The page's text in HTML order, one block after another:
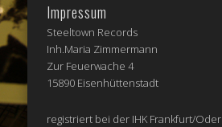
Impressum
Steeltown Records
Inh.Maria Zimmermann
Zur Feuerwache 4
15890 Eisenhüttenstadt
registriert bei der IHK Frankfurt/Oder